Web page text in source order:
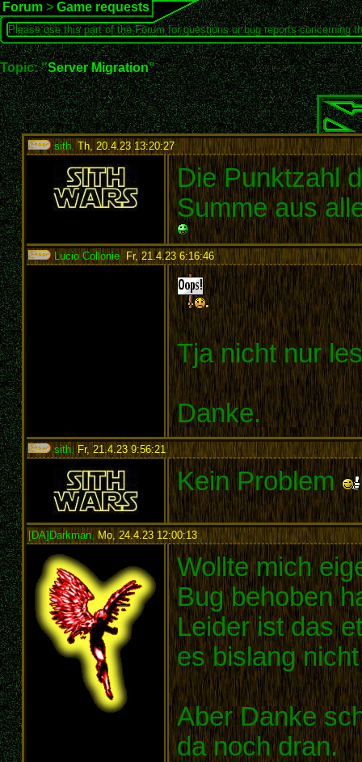
Forum > Game requests
Please use this part of the Forum for questions or bug reports concerning
Topic: "Server Migration"
sith, Th, 20.4.23 13:20:27:
Die Punktzahl
Summe aus
Lucio Collonie, Fr, 21.4.23 6:16:46:
Tja nicht nur
Danke.
sith,Fr, 21.4.23 9:56:21 :
Kein Problem
[DA]Darkman, Mo, 24.4.23 12:00:13:
Wollte mich
Bug behoben
Leider ist das
es bislang
Aber Danke
da noch dran.